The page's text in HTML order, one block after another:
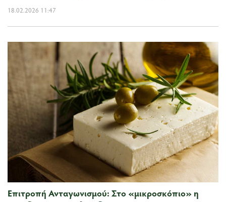
18.02.2026 11:47
Επιτροπή Ανταγωνισμού: Στο «μικροσκόπιο» η